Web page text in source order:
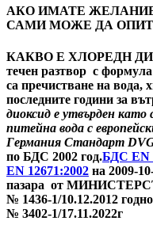
АКО ИМАТЕ
САМИ МОЖЕ ДА
КАКВО Е ХЛОРЕДН
течен разтвор с формула
са пречистване на вода,
последните години за
диоксид е утвърден като
питейна вода с
Германия Стандарт
по БДС 2002 год.БДС EN
EN 12671:2002 на 2009-
пазара от
№ 1436-1/10.12.2012 годно
№ 3402-1/17.11.2022г